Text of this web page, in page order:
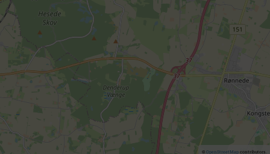
© OpenStreetMapcontributors.